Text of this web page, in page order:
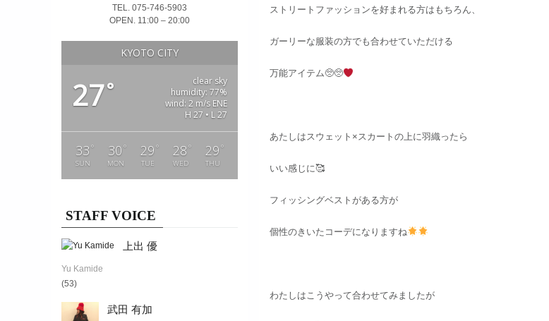
TEL. 075-746-5903
OPEN. 11:00 – 20:00
KYOTO CITY
27°
clear sky
humidity: 77%
wind: 2 m/s ENE
H 27 • L 27
33 °
SUN
30 °
MON
29 °
TUE
28 °
WED
29 °
THU
STAFF VOICE
上出 優
Yu Kamide
(53)
武田 有加
ストリートファッションを好まれる方はもちろん、
ガーリーな服装の方でも合わせていただける
万能アイテム🥺🥺
あたしはスウェット×スカートの上に羽織ったら
いい感じに🥰
フィッシングベストがある方が
個性のきいたコーデになりますね
わたしはこうやって合わせてみましたが